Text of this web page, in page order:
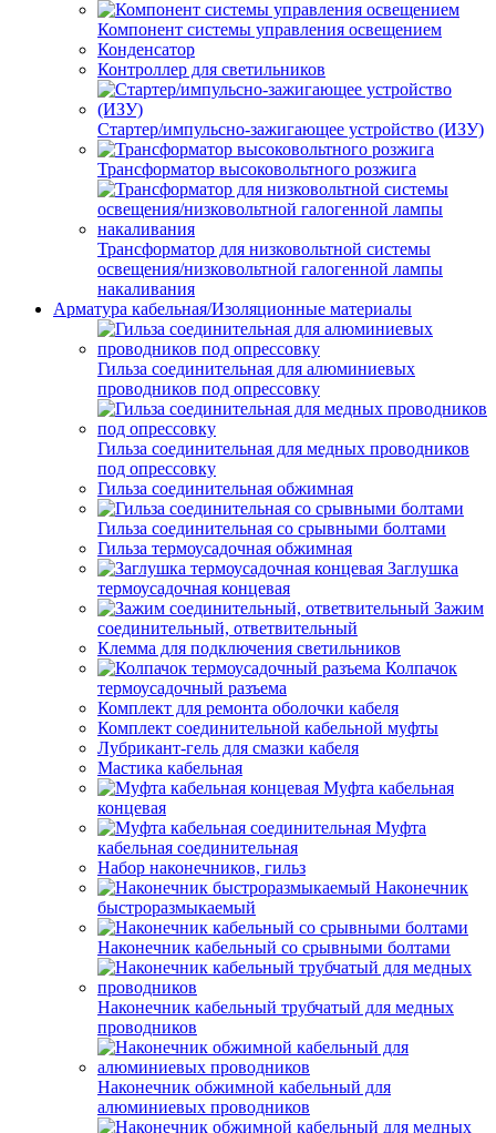
Компонент системы управления освещением
Конденсатор
Контроллер для светильников
Стартер/импульсно-зажигающее устройство (ИЗУ)
Трансформатор высоковольтного розжига
Трансформатор для низковольтной системы
освещения/низковольтной галогенной лампы
накаливания
Арматура кабельная/Изоляционные материалы
Гильза соединительная для алюминиевых
проводников под опрессовку
Гильза соединительная для медных проводников
под опрессовку
Гильза соединительная обжимная
Гильза соединительная со срывными болтами
Гильза термоусадочная обжимная
Заглушка
термоусадочная концевая
Зажим
соединительный, ответвительный
Клемма для подключения светильников
Колпачок
термоусадочный разъема
Комплект для ремонта оболочки кабеля
Комплект соединительной кабельной муфты
Лубрикант-гель для смазки кабеля
Мастика кабельная
Муфта кабельная
концевая
Муфта
кабельная соединительная
Набор наконечников, гильз
Наконечник
быстроразмыкаемый
Наконечник кабельный со срывными болтами
Наконечник кабельный трубчатый для медных
проводников
Наконечник обжимной кабельный для
алюминиевых проводников